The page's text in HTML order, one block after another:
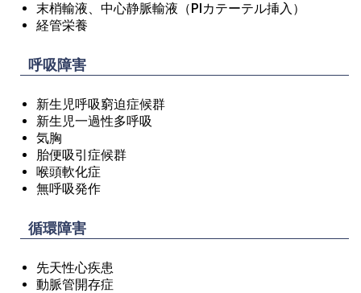
末梢輸液、中心静脈輸液（PIカテーテル挿入）
経管栄養
呼吸障害
新生児呼吸窮迫症候群
新生児一過性多呼吸
気胸
胎便吸引症候群
喉頭軟化症
無呼吸発作
循環障害
先天性心疾患